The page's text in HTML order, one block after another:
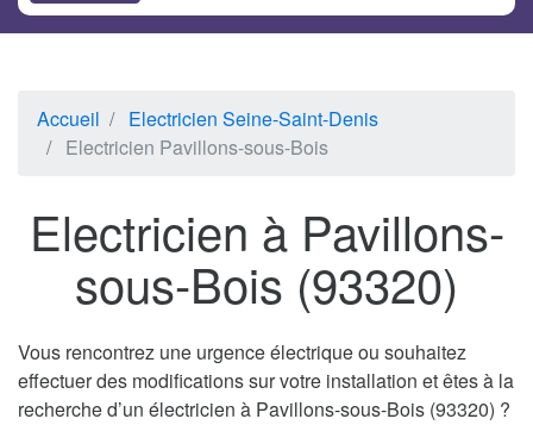
Accueil
Electricien Seine-Saint-Denis
Electricien Pavillons-sous-Bois
Electricien à Pavillons-
sous-Bois (93320)
Vous rencontrez une urgence électrique ou souhaitez
effectuer des modifications sur votre installation et êtes à la
recherche d’un électricien à Pavillons-sous-Bois (93320) ?